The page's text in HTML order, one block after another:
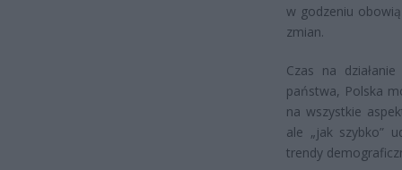
w godzeniu
zmian.
Czas na
państwa, Polska
na wszystkie
ale „jak szybko”
trendy